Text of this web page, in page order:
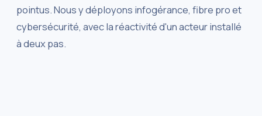
pointus. Nous y déployons infogérance, fibre pro et
cybersécurité, avec la réactivité d'un acteur installé
à deux pas.